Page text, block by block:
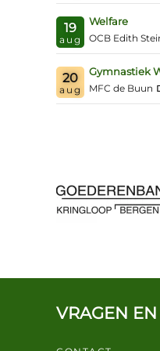
19
aug
Welfare
OCB Edith
20
aug
Gymnastiek
MFC de Buun
VRAGEN